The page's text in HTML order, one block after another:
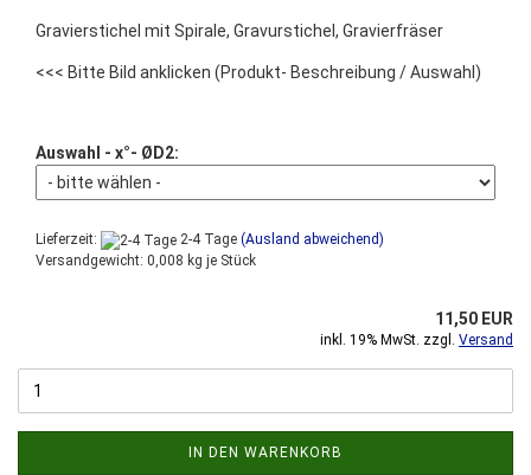
Gravierstichel mit Spirale, Gravurstichel, Gravierfräser
<<< Bitte Bild anklicken (Produkt- Beschreibung / Auswahl)
Auswahl - x°- ØD2:
Lieferzeit: 2-4 Tage (Ausland abweichend)
Versandgewicht: 0,008 kg je Stück
11,50 EUR
inkl. 19% MwSt. zzgl. Versand
IN DEN WARENKORB